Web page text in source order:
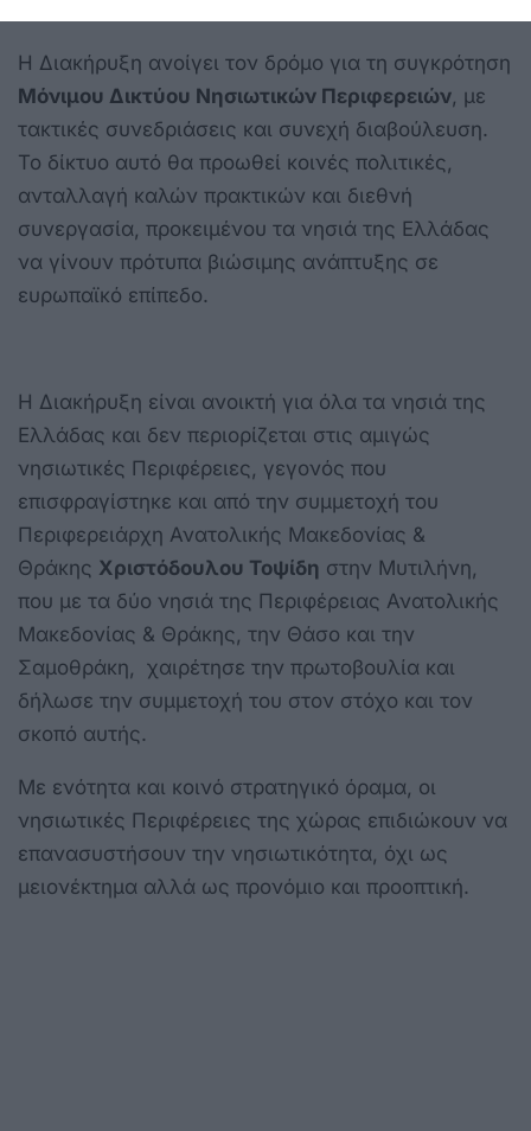
Η Διακήρυξη ανοίγει τον δρόμο για τη συγκρότηση
Μόνιμου Δικτύου Νησιωτικών Περιφερειών , με
τακτικές συνεδριάσεις και συνεχή διαβούλευση.
Το δίκτυο αυτό θα προωθεί κοινές πολιτικές,
ανταλλαγή καλών πρακτικών και διεθνή
συνεργασία, προκειμένου τα νησιά της Ελλάδας
να γίνουν πρότυπα βιώσιμης ανάπτυξης σε
ευρωπαϊκό επίπεδο.
Η Διακήρυξη είναι ανοικτή για όλα τα νησιά της
Ελλάδας και δεν περιορίζεται στις αμιγώς
νησιωτικές Περιφέρειες, γεγονός που
επισφραγίστηκε και από την συμμετοχή του
Περιφερειάρχη Ανατολικής Μακεδονίας &
Θράκης Χριστόδουλου Τοψίδη στην Μυτιλήνη,
που με τα δύο νησιά της Περιφέρειας Ανατολικής
Μακεδονίας & Θράκης, την Θάσο και την
Σαμοθράκη, χαιρέτησε την πρωτοβουλία και
δήλωσε την συμμετοχή του στον στόχο και τον
σκοπό αυτής.
Με ενότητα και κοινό στρατηγικό όραμα, οι
νησιωτικές Περιφέρειες της χώρας επιδιώκουν να
επανασυστήσουν την νησιωτικότητα, όχι ως
μειονέκτημα αλλά ως προνόμιο και προοπτική.